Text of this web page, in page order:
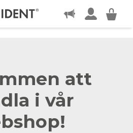
att
i vår